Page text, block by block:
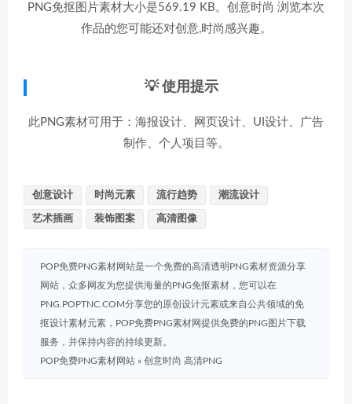
PNG免抠图片素材大小是569.19 KB。创意时尚 浏览本次
作品的您可能还对创意,时尚感兴趣。
💡 使用提示
此PNG素材可用于：海报设计、网页设计、UI设计、广告
制作、个人项目等。
创意设计 时尚元素 流行趋势 潮流设计
艺术插画 装饰图案 高清图像
POP免费PNG素材网站是一个免费的高清透明PNG素材资源分享
网站，众多网友为您提供海量的PNG免抠素材，您可以在
PNG.POPTNC.COM分享您的原创设计元素或来自公共领域的免
抠设计素材元素，POP免费PNG素材网提供免费的PNG图片下载
服务，并保持内容的持续更新。
POP免费PNG素材网站 » 创意时尚 高清PNG